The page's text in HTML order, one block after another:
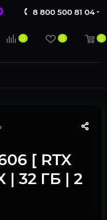
8 800 500 81 04
0 0 0
[ RTX
| 32 ГБ | 2